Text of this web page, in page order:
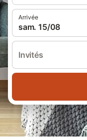
Arrivée
sam. 15/08
Invités